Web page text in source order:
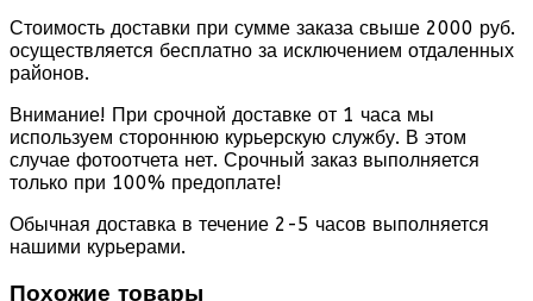
Стоимость доставки при сумме заказа свыше 2000 руб.
осуществляется бесплатно за исключением отдаленных
районов.
Внимание! При срочной доставке от 1 часа мы
используем стороннюю курьерскую службу. В этом
случае фотоотчета нет. Срочный заказ выполняется
только при 100% предоплате!
Обычная доставка в течение 2-5 часов выполняется
нашими курьерами.
Похожие товары